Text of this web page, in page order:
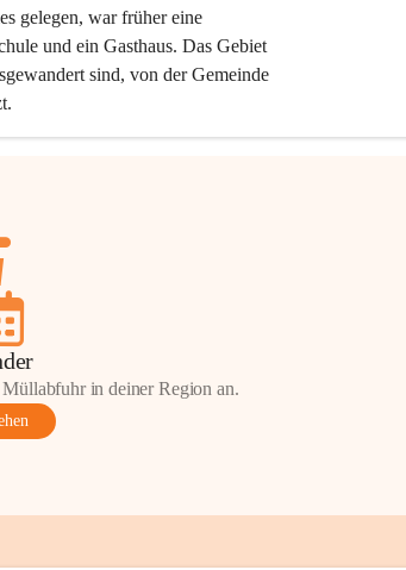
gelegen, war früher eine
und ein Gasthaus. Das Gebiet
sind, von der Gemeinde
in deiner Region an.